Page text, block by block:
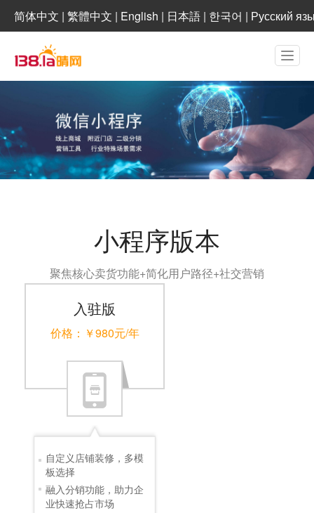
简体中文 | 繁體中文 | English | 日本語 | 한국어 | Русский
小程序版本
聚焦核心卖货功能+简化用户路径+社交营销
入驻版
价格：￥980元/年
自定义店铺装修，多模
板选择
融入分销功能，助力企
业快速抢占市场